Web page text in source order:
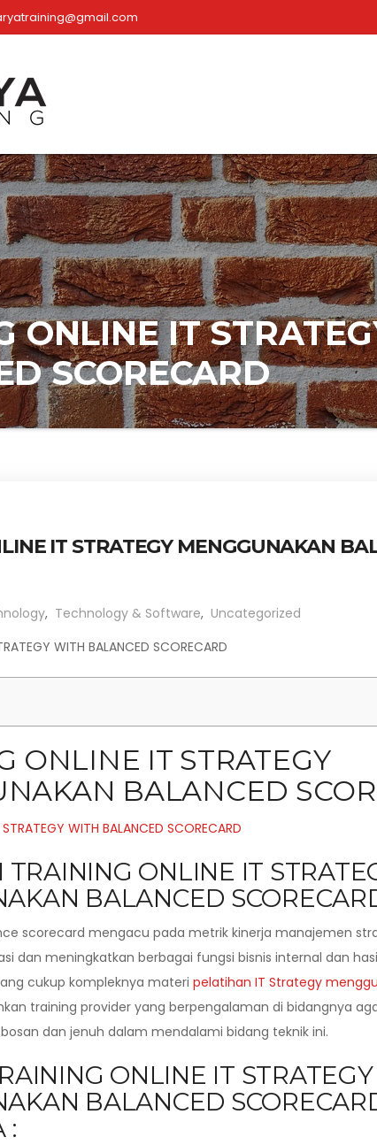
ONLINE IT
SCORECARD
IT STRATEGY MENGGUNAKAN
, Technology & Software, Uncategorized
WITH BALANCED SCORECARD
ONLINE IT STRATEGY
BALANCED
TRAINING ONLINE IT
BALANCED
scorecard mengacu pada metrik kinerja manajemen
dan meningkatkan berbagai fungsi bisnis internal dan
cukup kompleknya materi pelatihan IT Strategy
training provider yang berpengalaman di bidangnya
dan jenuh dalam mendalami bidang teknik ini.
ONLINE IT STRATEGY
BALANCED
: